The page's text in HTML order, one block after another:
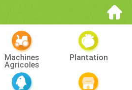
Machines
Agricoles
Plantation